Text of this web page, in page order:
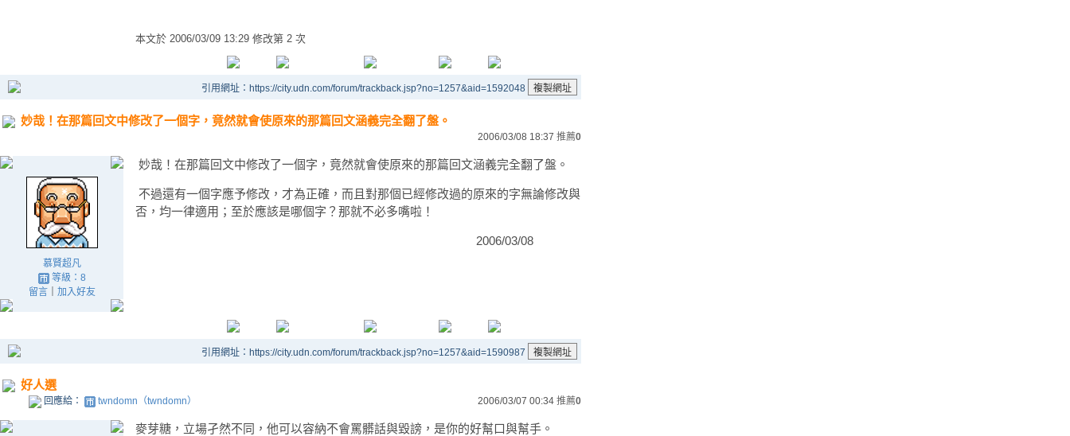
本文於 2006/03/09 13:29 修改第 2 次
引用網址：https://city.udn.com/forum/trackback.jsp?no=1257&aid=1592048
妙哉！在那篇回文中修改了一個字，竟然就會使原來的那篇回文涵義完全翻了盤。
2006/03/08 18:37 推薦0
慕賢超凡
等級：8
留言｜ 加入好友
妙哉！在那篇回文中修改了一個字，竟然就會使原來的那篇回文涵義完全翻了盤。
不過還有一個字應予修改，才為正確，而且對那個已經修改過的原來的字無論修改與
否，均一律適用；至於應該是哪個字？那就不必多嘴啦！
2006/03/08
引用網址：https://city.udn.com/forum/trackback.jsp?no=1257&aid=1590987
好人選
回應給： twndomn（twndomn） 2006/03/07 00:34 推薦0
麥芽糖，立場孑然不同，他可以容納不會罵髒話與毀謗，是你的好幫口與幫手。